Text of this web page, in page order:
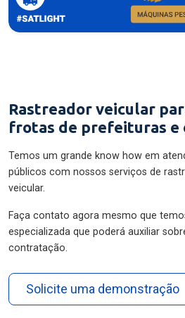
Rastreador veicular
frotas de prefeituras e
Temos um grande know how em
públicos com nossos serviços de
veicular.
Faça contato agora mesmo que
especializada que poderá auxiliar
contratação.
Solicite uma demonstração